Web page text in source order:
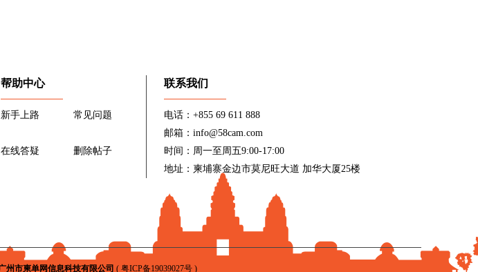
帮助中心
新手上路 常见问题
在线答疑 删除帖子
联系我们
电话：+855 69 611 888
邮箱：info@58cam.com
时间：周一至周五9:00-17:00
地址：柬埔寨金边市莫尼旺大道 加华大厦25楼
州市柬单网信息科技有限公司 ( 粤ICP备19039027号)